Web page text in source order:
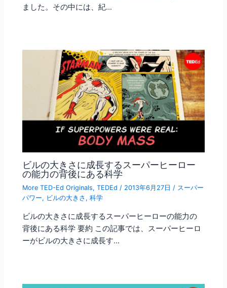
ました。その中には、紀…
ビルの大きさに成長するスーパーヒーロー
の能力の背後にある科学
More TED-Ed Originals,TEDEd / 2013年6月27日 / スーパー
パワー, ビルの大きさ ,科学
ビルの大きさに成長するスーパーヒーローの能力の
背後にある科学 要約 この記事では、スーパーヒーロ
ーがビルの大きさに成長す…